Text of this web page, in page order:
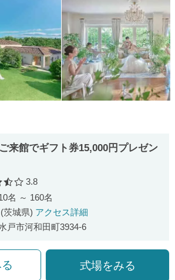
来館でギフト券15,000円プレゼン
口コミ評価
3.8
名 ～ 160名
茨城県) アクセス詳細
戸市河和田町3934-6
式場をみる